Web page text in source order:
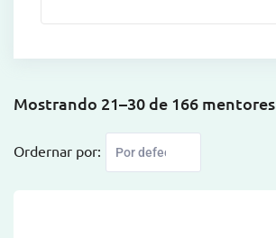
Mostrando 21–30 de 166 mentores
Ordernar por: